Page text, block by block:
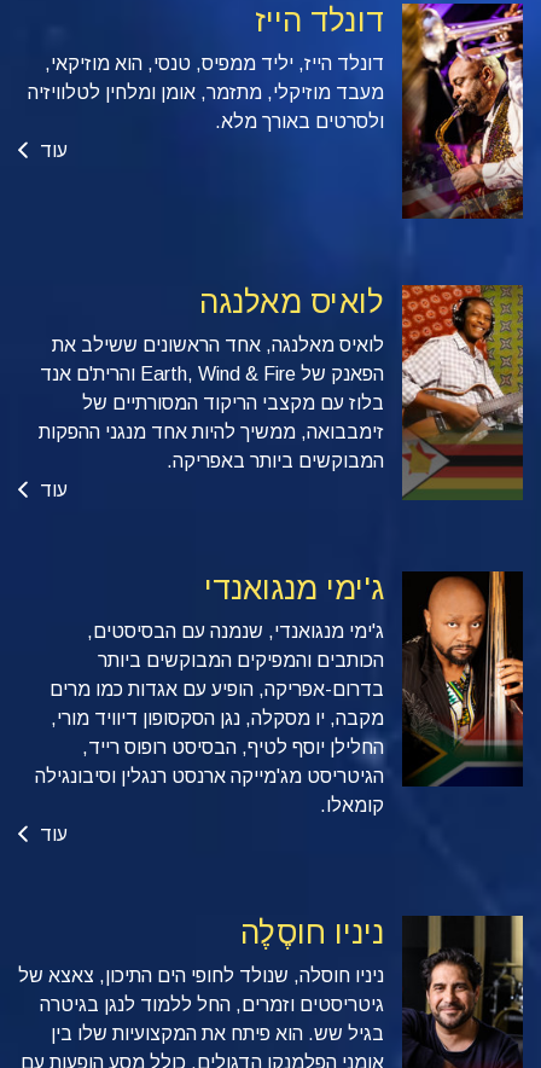
דונלד הייז
דונלד הייז, יליד ממפיס, טנסי, הוא מוזיקאי,
מעבד מוזיקלי, מתזמר, אומן ומלחין לטלוויזיה
ולסרטים באורך מלא.
עוד
לואיס מאלנגה
לואיס מאלנגה, אחד הראשונים ששילב את
הפאנק של Earth, Wind & Fire והרית'ם אנד
בלוז עם מקצבי הריקוד המסורתיים של
זימבבואה, ממשיך להיות אחד מנגני ההפקות
המבוקשים ביותר באפריקה.
עוד
ג'ימי מנגואנדי
ג'ימי מנגואנדי, שנמנה עם הבסיסטים,
הכותבים והמפיקים המבוקשים ביותר
בדרום-אפריקה, הופיע עם אגדות כמו מרים
מקבה, יו מסקלה, נגן הסקסופון דיוויד מורי,
החלילן יוסף לטיף, הבסיסט רופוס רייד,
הגיטריסט מג'מייקה ארנסט רנגלין וסיבונגילה
קומאלו.
עוד
ניניו חוסֶלֶה
ניניו חוסלה, שנולד לחופי הים התיכון, צאצא של
גיטריסטים וזמרים, החל ללמוד לנגן בגיטרה
בגיל שש. הוא פיתח את המקצועיות שלו בין
אומני הפלמנקו הדגולים, כולל מסע הופעות עם